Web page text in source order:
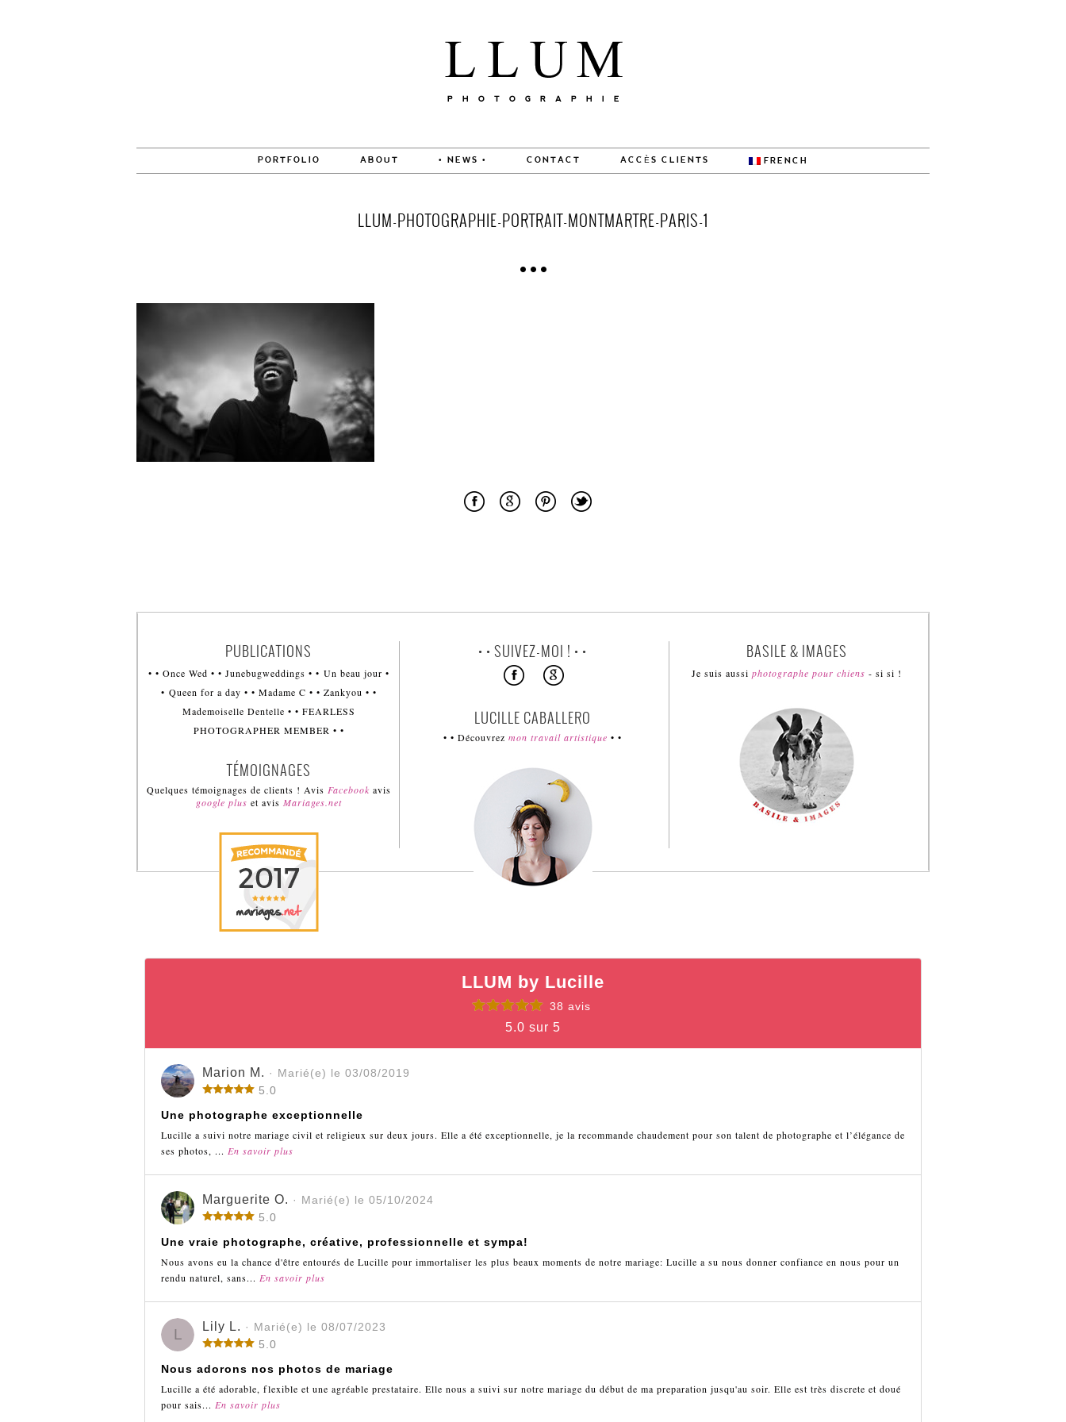
PORTFOLIO ABOUT • NEWS • CONTACT ACCÈS CLIENTS FRENCH
LLUM-PHOTOGRAPHIE-PORTRAIT-MONTMARTRE-PARIS-1
PUBLICATIONS
• • Once Wed • • Junebugweddings • • Un beau jour •
• Queen for a day • • Madame C • • Zankyou • •
Mademoiselle Dentelle • • FEARLESS
PHOTOGRAPHER MEMBER • •
TÉMOIGNAGES
Quelques témoignages de clients ! Avis Facebook avis
google plus et avis Mariages.net
• • SUIVEZ-MOI ! • •
LUCILLE CABALLERO
• • Découvrez mon travail artistique • •
BASILE & IMAGES
Je suis aussi photographe pour chiens - si si !
LLUM by Lucille
38 avis
5.0 sur 5
Marion M. · Marié(e) le 03/08/2019
5.0
Une photographe exceptionnelle
Lucille a suivi notre mariage civil et religieux sur deux jours. Elle a été exceptionnelle, je la recommande chaudement pour son talent de photographe et l’élégance de
ses photos, ... En savoir plus
Marguerite O. · Marié(e) le 05/10/2024
5.0
Une vraie photographe, créative, professionnelle et sympa!
Nous avons eu la chance d'être entourés de Lucille pour immortaliser les plus beaux moments de notre mariage: Lucille a su nous donner confiance en nous pour un
rendu naturel, sans... En savoir plus
L Lily L. · Marié(e) le 08/07/2023
5.0
Nous adorons nos photos de mariage
Lucille a été adorable, flexible et une agréable prestataire. Elle nous a suivi sur notre mariage du début de ma preparation jusqu'au soir. Elle est très discrete et doué
pour sais... En savoir plus